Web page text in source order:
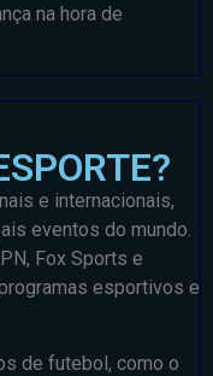
na hora de
e internacionais,
eventos do mundo.
Fox Sports e
esportivos e
de futebol, como o